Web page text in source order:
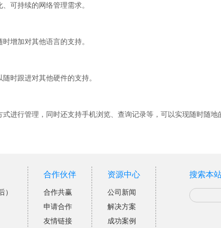
可持续的网络管理需求。
增加对其他语言的支持。
时跟进对其他硬件的支持。
进行管理，同时还支持手机浏览、查询记录等，可以实现随时随地
）
合作伙伴
合作共赢
申请合作
友情链接
资源中心
公司新闻
解决方案
成功案例
搜索本站